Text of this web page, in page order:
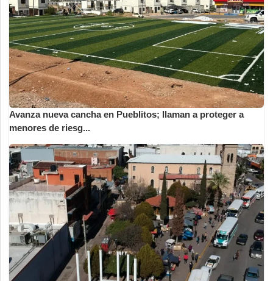
Avanza nueva cancha en Pueblitos; llaman a proteger a
menores de riesg...